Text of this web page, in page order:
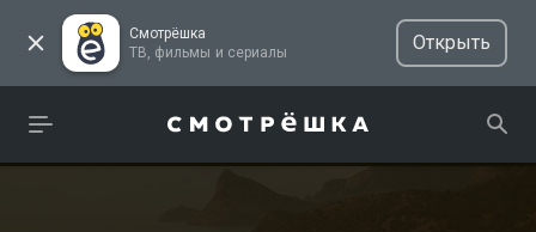
Смотрёшка
ТВ, фильмы и сериалы
Открыть